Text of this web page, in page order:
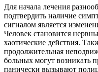
Для начала лечения
подтвердить наличие
сигналом является
Человек становится
хаотические действия.
продолжительная
больных могут возникать
панически вызывают